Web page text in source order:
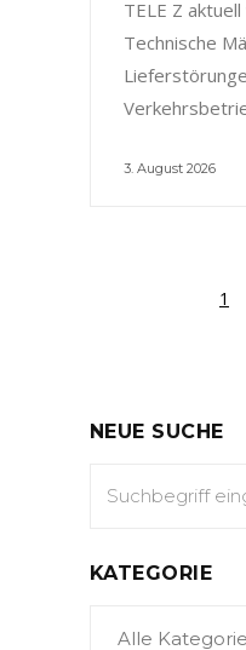
TELE Z
Technische
3. August 2026
1
NEUE SUCHE
KATEGORIE